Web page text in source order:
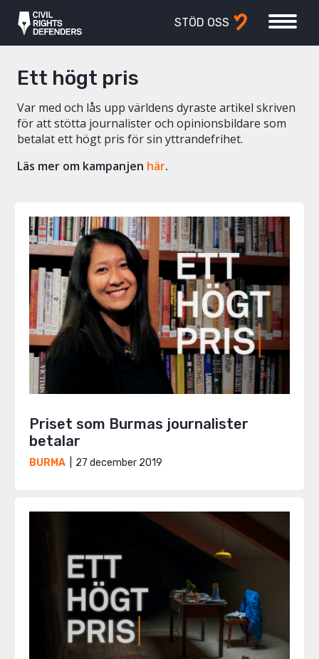
STÖD OSS
Ett högt pris
Var med och lås upp världens dyraste artikel skriven
för att stötta journalister och opinionsbildare som
betalat ett högt pris för sin yttrandefrihet.
Läs mer om kampanjen här.
Priset som Burmas journalister
betalar
BURMA 27 december 2019